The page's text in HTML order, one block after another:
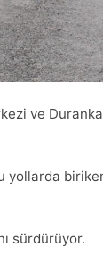
ve
yollarda
sürdürüyor.